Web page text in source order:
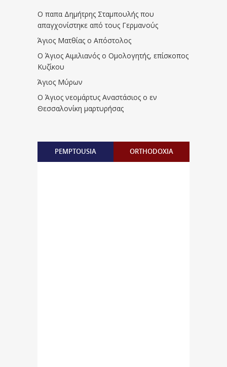
Ο παπα Δημήτρης Σταμπουλής που
απαγχονίστηκε από τους Γερμανούς
Άγιος Ματθίας ο Απόστολος
Ο Άγιος Αιμιλιανός ο Ομολογητής, επίσκοπος
Κυζίκου
Άγιος Μύρων
Ο Άγιος νεομάρτυς Αναστάσιος ο εν
Θεσσαλονίκη μαρτυρήσας
PEMPTOUSIA ORTHODOXIA